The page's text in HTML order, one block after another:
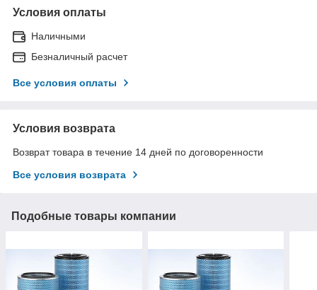
Условия оплаты
Наличными
Безналичный расчет
Все условия оплаты
Условия возврата
Возврат товара в течение 14 дней по договоренности
Все условия возврата
Подобные товары компании